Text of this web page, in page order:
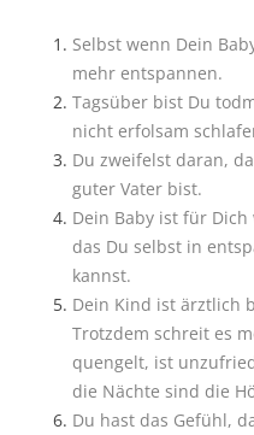
Selbst wenn Dein
mehr entspannen.
Tagsüber bist Du
nicht erfolsam
Du zweifelst daran,
guter Vater bist.
Dein Baby ist für
das Du selbst in
kannst.
Dein Kind ist ärztlich
Trotzdem schreit es
quengelt, ist
die Nächte sind die
Du hast das Gefühl,